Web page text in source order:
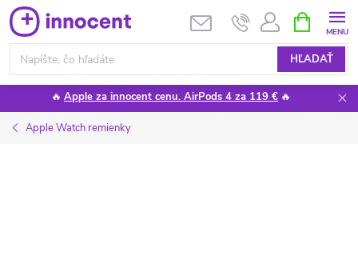
Prejsť
na
obsah
HĽADAŤ
KOŠÍK
🔥 Apple za innocent cenu. AirPods 4 za 119 € 🔥
Apple Watch remienky